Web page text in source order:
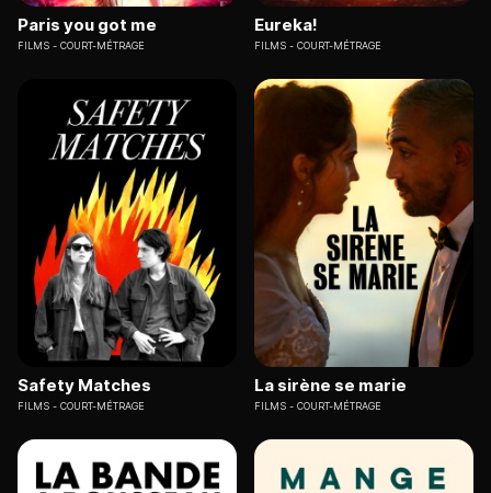
Paris you got me
FILMS COURT-MÉTRAGE
Eureka!
FILMS COURT-MÉTRAGE
Safety Matches
FILMS COURT-MÉTRAGE
La sirène se marie
FILMS COURT-MÉTRAGE